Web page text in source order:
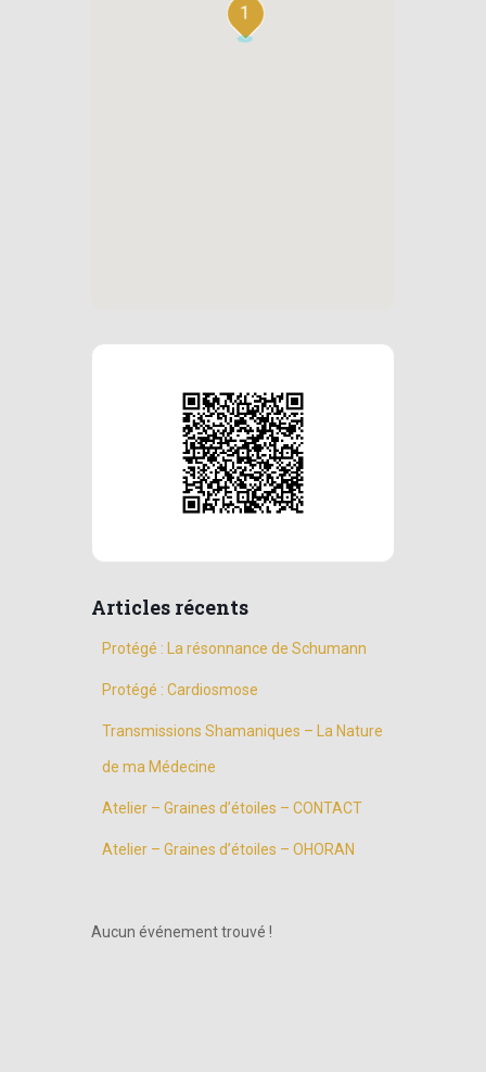
1
Articles récents
Protégé : La résonnance de Schumann
Protégé : Cardiosmose
Transmissions Shamaniques – La Nature
de ma Médecine
Atelier – Graines d’étoiles – CONTACT
Atelier – Graines d’étoiles – OHORAN
Aucun événement trouvé !